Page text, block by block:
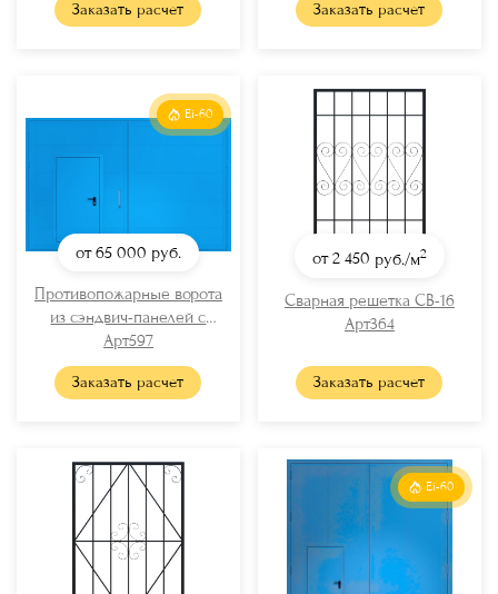
Заказать расчет Заказать расчет
Ei-60
от 65 000 руб.
Противопожарные ворота
из сэндвич-панелей с
калиткой и ручкой-скобой
(RAL 5005)
Арт597
Заказать расчет
от 2 450 руб./м2
Сварная решетка СВ-16
Арт364
Заказать расчет
Ei-60